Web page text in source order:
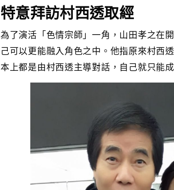
特意拜訪村西透取經
為了演活「色情宗師」一角，山田孝之在
己可以更能融入角色之中。他指原來村西
本上都是由村西透主導對話，自己就只能